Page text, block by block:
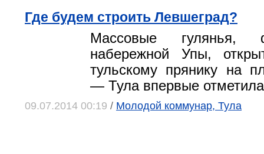
Где будем строить Левшеград?
Массовые
набережной Упы,
тульскому прянику на
— Тула впервые
09.07.2014 00:19 / Молодой коммунар, Тула